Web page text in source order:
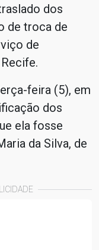
dos
de troca de
de
feira (5), em
dos
ela fosse
da Silva, de